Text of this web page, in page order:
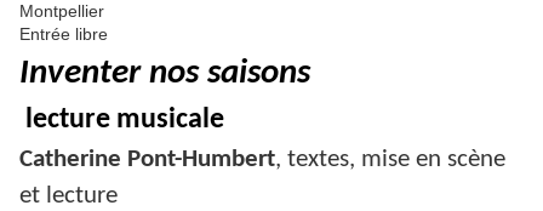
Montpellier
Entrée libre
Inventer nos saisons
lecture musicale
Catherine Pont-Humbert, textes, mise en scène
et lecture